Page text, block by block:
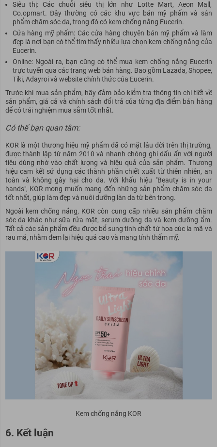
Siêu thị: Các chuỗi siêu thị lớn như Lotte Mart, Aeon Mall,
Co.opmart. Đây thường có các khu vực bán mỹ phẩm và sản
phẩm chăm sóc da, trong đó có kem chống nắng Eucerin.
Cửa hàng mỹ phẩm: Các cửa hàng chuyên bán mỹ phẩm và làm
đẹp là nơi bạn có thể tìm thấy nhiều lựa chọn kem chống nắng của
Eucerin.
Online: Ngoài ra, bạn cũng có thể mua kem chống nắng Eucerin
trực tuyến qua các trang web bán hàng. Bao gồm Lazada, Shopee,
Tiki, Adayroi và website chính thức của Eucerin.
Trước khi mua sản phẩm, hãy đảm bảo kiểm tra thông tin chi tiết về
sản phẩm, giá cả và chính sách đổi trả của từng địa điểm bán hàng
để có trải nghiệm mua sắm tốt nhất.
Có thể bạn quan tâm:
KOR là một thương hiệu mỹ phẩm đã có mặt lâu đời trên thị trường,
được thành lập từ năm 2010 và nhanh chóng ghi dấu ấn với người
tiêu dùng nhờ vào chất lượng và hiệu quả của sản phẩm. Thương
hiệu cam kết sử dụng các thành phần chiết xuất từ thiên nhiên, an
toàn và không gây hại cho da. Với khẩu hiệu "Beauty is in your
hands", KOR mong muốn mang đến những sản phẩm chăm sóc da
tốt nhất, giúp làm đẹp và nuôi dưỡng làn da từ bên trong.
Ngoài kem chống nắng, KOR còn cung cấp nhiều sản phẩm chăm
sóc da khác như sữa rửa mặt, serum dưỡng da và kem dưỡng ẩm.
Tất cả các sản phẩm đều được bổ sung tinh chất từ hoa cúc la mã và
rau má, nhằm đem lại hiệu quả cao và mang tính thẩm mỹ.
Kem chống nắng KOR
6. Kết luận